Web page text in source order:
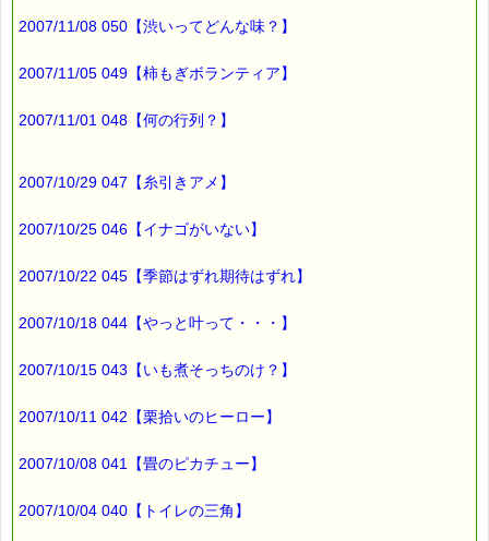
http://www.fuji.sakura.ne.jp/~shin/diary/0008/kamadouma.jpg
が横たわっていました。
なんと なんと なんと
つぶれた
出ているではありませんか！！
体長 3cm くらいの虫から
2007/11/08 050【渋いってどんな味？】
2007/11/05 049【柿もぎボランティア】
2007/11/01 048【何の行列？】
2007/10/29 047【糸引きアメ】
2007/10/25 046【イナゴがいない】
2007/10/22 045【季節はずれ期待はずれ】
2007/10/18 044【やっと叶って・・・】
2007/10/15 043【いも煮そっちのけ？】
2007/10/11 042【栗拾いのヒーロー】
2007/10/08 041【畳のピカチュー】
2007/10/04 040【トイレの三角】